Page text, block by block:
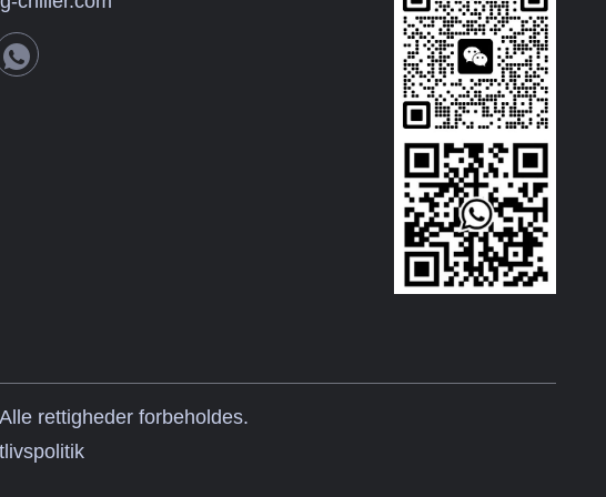
rettigheder forbeholdes.